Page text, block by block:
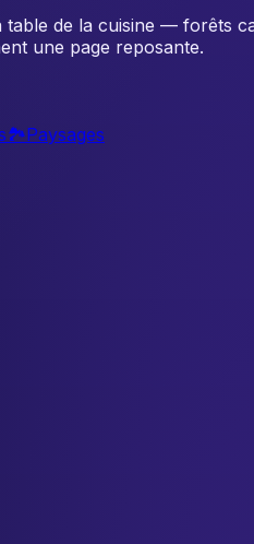
de la cuisine — forêts
une page reposante.
🏞️Paysages